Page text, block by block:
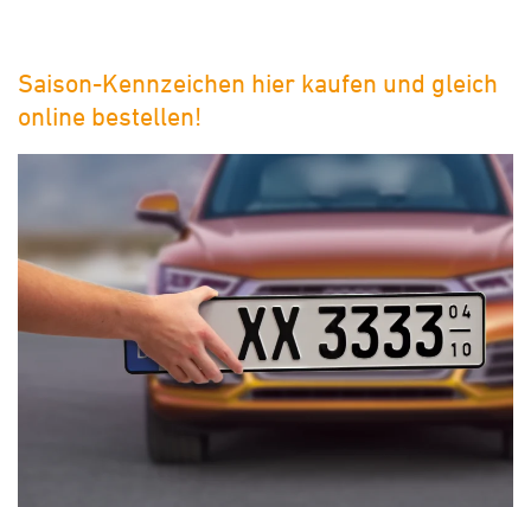
Saison-Kennzeichen hier kaufen und gleich
online bestellen!